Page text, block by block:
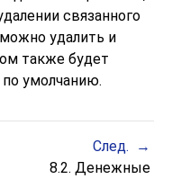
связанного
удалить и
также будет
по умолчанию.
След.
8.2. Денежные